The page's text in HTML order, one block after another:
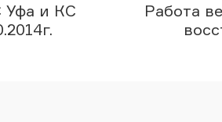
Уфа и КС
Работа